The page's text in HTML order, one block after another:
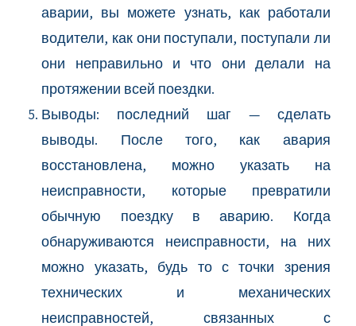
аварии, вы можете узнать, как работали
водители, как они поступали, поступали ли
они неправильно и что они делали на
протяжении всей поездки.
Выводы: последний шаг — сделать
выводы. После того, как авария
восстановлена, можно указать на
неисправности, которые превратили
обычную поездку в аварию. Когда
обнаруживаются неисправности, на них
можно указать, будь то с точки зрения
технических и механических
неисправностей, связанных с